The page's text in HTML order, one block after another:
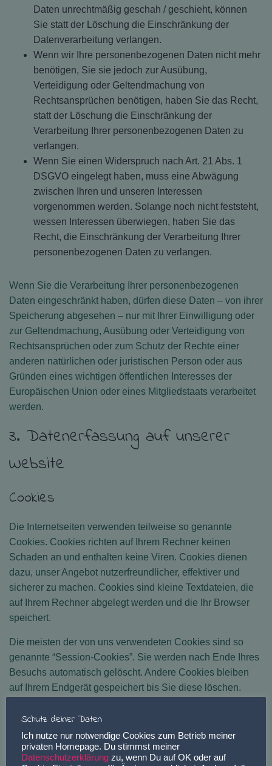
Daten unrechtmäßig geschah / geschieht, können
Sie statt der Löschung die Einschränkung der
Datenverarbeitung verlangen.
Wenn wir Ihre personenbezogenen Daten nicht mehr
benötigen, Sie sie jedoch zur Ausübung,
Verteidigung oder Geltendmachung von
Rechtsansprüchen benötigen, haben Sie das Recht,
statt der Löschung die Einschränkung der
Verarbeitung Ihrer personenbezogenen Daten zu
verlangen.
Wenn Sie einen Widerspruch nach Art. 21 Abs. 1
DSGVO eingelegt haben, muss eine Abwägung
zwischen Ihren und unseren Interessen
vorgenommen werden. Solange noch nicht feststeht,
wessen Interessen überwiegen, haben Sie das
Recht, die Einschränkung der Verarbeitung Ihrer
personenbezogenen Daten zu verlangen.
Wenn Sie die Verarbeitung Ihrer personenbezogenen
Daten eingeschränkt haben, dürfen diese Daten – von ihrer
Speicherung abgesehen – nur mit Ihrer Einwilligung oder
zur Geltendmachung, Ausübung oder Verteidigung von
Rechtsansprüchen oder zum Schutz der Rechte einer
anderen natürlichen oder juristischen Person oder aus
Gründen eines wichtigen öffentlichen Interesses der
Europäischen Union oder eines Mitgliedstaats verarbeitet
werden.
3. Datenerfassung auf unserer
Website
Cookies
Die Internetseiten verwenden teilweise so genannte
Cookies. Cookies richten auf Ihrem Rechner keinen
Schaden an und enthalten keine Viren. Cookies dienen
dazu, unser Angebot nutzerfreundlicher, effektiver und
sicherer zu machen. Cookies sind kleine Textdateien, die
auf Ihrem Rechner abgelegt werden und die Ihr Browser
speichert.
Die meisten der von uns verwendeten Cookies sind so
genannte “Session-Cookies”. Sie werden nach Ende Ihres
Besuchs automatisch gelöscht. Andere Cookies bleiben
auf Ihrem Endgerät gespeichert bis Sie diese löschen.
nächsten Besuch wiederzuerkennen.
Sie können Ihren Browser so einstellen, dass Sie über das
Setzen von Cookies informiert werden und Cookies nur im
Schutz deiner Daten
Ich nutze nur notwendige Cookies zum Betrieb meiner
privaten Homepage. Du stimmst meiner
Datenschutzerklärung zu, wenn Du auf OK oder auf